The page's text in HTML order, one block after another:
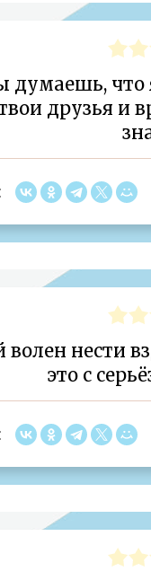
думаешь, что
друзья и
нести
это с